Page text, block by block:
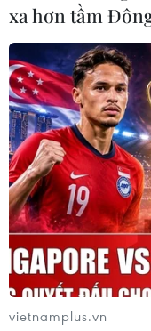
Ba Lan tham
vụ trên Sao
14/11/2019 08:19
Kể từ ngày 15/10-
phi hành gia và
mô phỏng theo môi
được thực hiện ở
xa hơn tầm
vietnamplus.vn